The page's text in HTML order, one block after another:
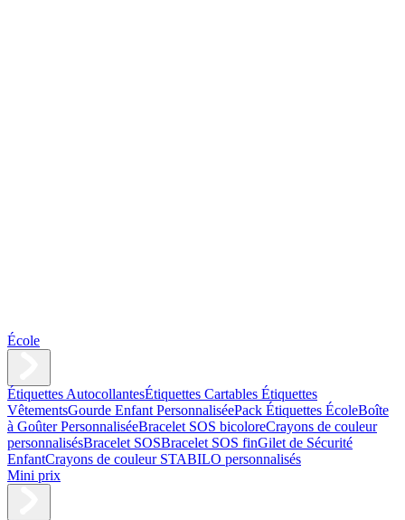
École
Étiquettes AutocollantesÉtiquettes Cartables Étiquettes
VêtementsGourde Enfant PersonnaliséePack Étiquettes ÉcoleBoîte
à Goûter PersonnaliséeBracelet SOS bicoloreCrayons de couleur
personnalisésBracelet SOSBracelet SOS finGilet de Sécurité
EnfantCrayons de couleur STABILO personnalisés
Mini prix